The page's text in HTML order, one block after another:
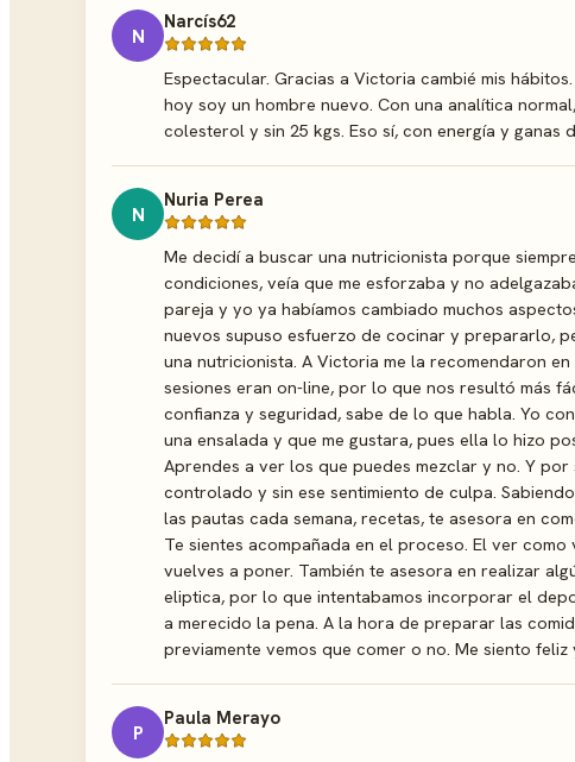
N
Narcís62
Espectacular. Gracias a Victoria cambié mis
hoy soy un hombre nuevo. Con una analítica
colesterol y sin 25 kgs. Eso sí, con energía y ganas
N
Nuria Perea
Me decidí a buscar una nutricionista porque
condiciones, veía que me esforzaba y no
pareja y yo ya habíamos cambiado muchos
nuevos supuso esfuerzo de cocinar y prepararlo,
una nutricionista. A Victoria me la recomendaron
sesiones eran on-line, por lo que nos resultó más
confianza y seguridad, sabe de lo que habla. Yo
una ensalada y que me gustara, pues ella lo hizo
Aprendes a ver los que puedes mezclar y no. Y
controlado y sin ese sentimiento de culpa.
las pautas cada semana, recetas, te asesora en
Te sientes acompañada en el proceso. El ver
vuelves a poner. También te asesora en realizar
eliptica, por lo que intentabamos incorporar el
a merecido la pena. A la hora de preparar las
previamente vemos que comer o no. Me siento
P
Paula Merayo